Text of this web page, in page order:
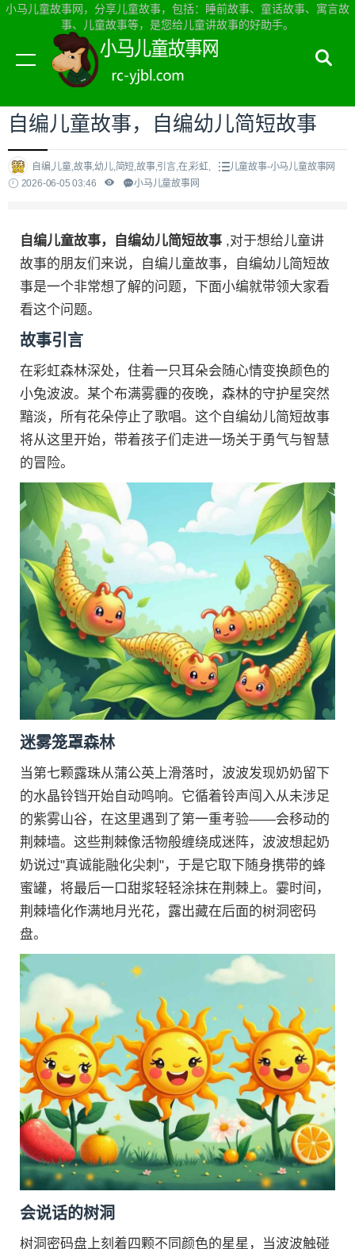
小马儿童故事网，分享儿童故事，包括：睡前故事、童话故事、寓言故
事、儿童故事等，是您给儿童讲故事的好助手。
当前位置：小马儿童故事网首页>儿童故事
自编儿童故事，自编幼儿简短故事
自编,儿童,故事,幼儿,简短,故事,引言,在,彩虹,
儿童故事-小马儿童故事网
2026-06-05 03:46
小马儿童故事网
自编儿童故事，自编幼儿简短故事 ,对于想给儿童讲
故事的朋友们来说，自编儿童故事，自编幼儿简短故
事是一个非常想了解的问题，下面小编就带领大家看
看这个问题。
故事引言
在彩虹森林深处，住着一只耳朵会随心情变换颜色的
小兔波波。某个布满雾霾的夜晚，森林的守护星突然
黯淡，所有花朵停止了歌唱。这个自编幼儿简短故事
将从这里开始，带着孩子们走进一场关于勇气与智慧
的冒险。
迷雾笼罩森林
当第七颗露珠从蒲公英上滑落时，波波发现奶奶留下
的水晶铃铛开始自动鸣响。它循着铃声闯入从未涉足
的紫雾山谷，在这里遇到了第一重考验——会移动的
荆棘墙。这些荆棘像活物般缠绕成迷阵，波波想起奶
奶说过"真诚能融化尖刺"，于是它取下随身携带的蜂
蜜罐，将最后一口甜浆轻轻涂抹在荆棘上。霎时间，
荆棘墙化作满地月光花，露出藏在后面的树洞密码
盘。
会说话的树洞
树洞密码盘上刻着四颗不同颜色的星星，当波波触碰